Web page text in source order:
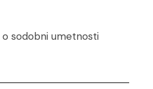
o sodobni umetnosti